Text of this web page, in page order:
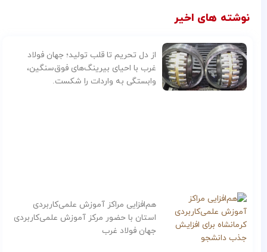
نوشته های اخیر
از دل تحریم تا قلب تولید؛ جهان فولاد
غرب با احیای بیرینگ‌های فوق‌سنگین،
وابستگی به واردات را شکست.
هم‌افزایی مراکز آموزش علمی‌کاربردی
استان با حضور مرکز آموزش علمی‌کاربردی
جهان فولاد غرب